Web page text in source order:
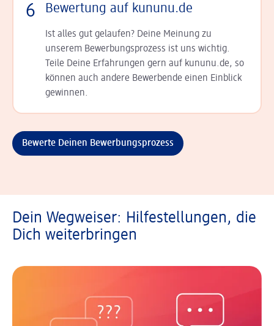
6 Bewertung auf kununu.de
Ist alles gut gelaufen? Deine Meinung zu
unserem Bewerbungsprozess ist uns wichtig.
Teile Deine Erfahrungen gern auf kununu.de, so
können auch andere Bewerbende einen Einblick
gewinnen.
Bewerte Deinen Bewerbungsprozess
Dein Wegweiser: Hilfestellungen, die
Dich weiterbringen